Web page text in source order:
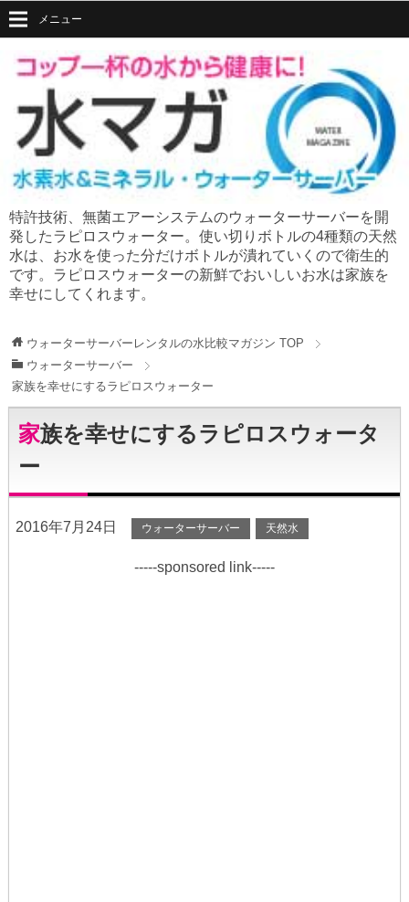
特許技術、無菌エアーシステムのウォーターサーバーを開
発したラピロスウォーター。使い切りボトルの4種類の天然
水は、お水を使った分だけボトルが潰れていくので衛生的
です。ラピロスウォーターの新鮮でおいしいお水は家族を
幸せにしてくれます。
メニュー
ウォーターサーバーレンタルの水比較マガジン TOP
ウォーターサーバー
家族を幸せにするラピロスウォーター
家族を幸せにするラピロスウォータ
ー
2016年7月24日 ウォーターサーバー 天然水
-----sponsored link-----